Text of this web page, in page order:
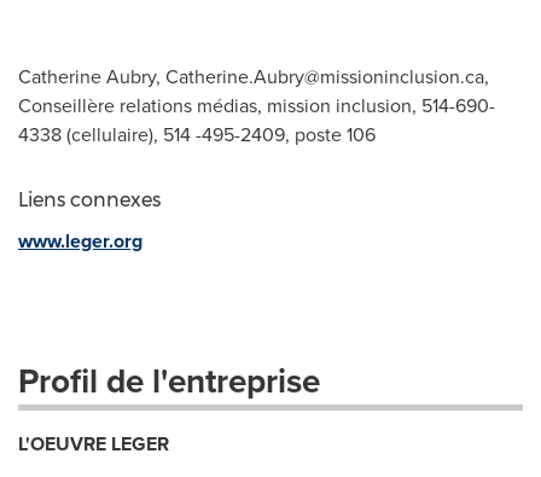
Catherine Aubry, Catherine.Aubry@missioninclusion.ca,
Conseillère relations médias, mission inclusion, 514-690-
4338 (cellulaire), 514 -495-2409, poste 106
Liens connexes
www.leger.org
Profil de l'entreprise
L'OEUVRE LEGER